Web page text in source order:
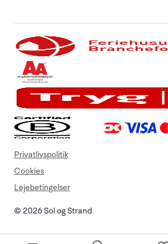
© 2026 Sol og Strand
Privatlivspolitik
Cookies
Lejebetingelser